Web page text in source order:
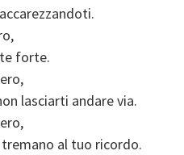
forte.
lasciarti andare via.
al tuo ricordo.